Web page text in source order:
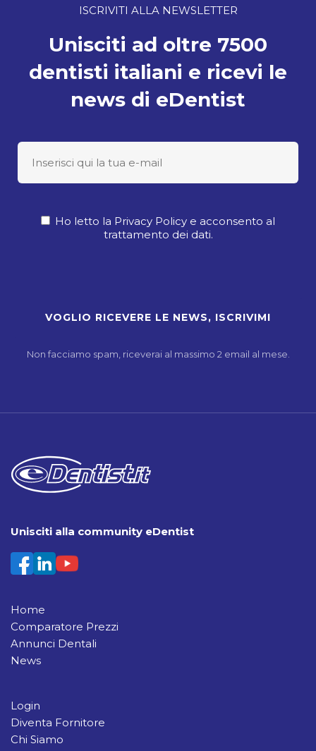
ISCRIVITI ALLA NEWSLETTER
Unisciti ad oltre 7500
dentisti italiani e ricevi le
news di eDentist
Ho letto la Privacy Policy e acconsento al
trattamento dei dati.
Non facciamo spam, riceverai al massimo 2 email al mese.
Unisciti alla community eDentist
Home
Comparatore Prezzi
Annunci Dentali
News
Login
Diventa Fornitore
Chi Siamo